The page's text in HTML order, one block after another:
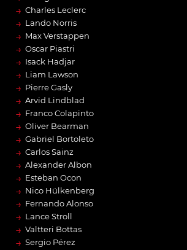
→ Charles Leclerc
→ Lando Norris
→ Max Verstappen
→ Oscar Piastri
→ Isack Hadjar
→ Liam Lawson
→ Pierre Gasly
→ Arvid Lindblad
→ Franco Colapinto
→ Oliver Bearman
→ Gabriel Bortoleto
→ Carlos Sainz
→ Alexander Albon
→ Esteban Ocon
→ Nico Hülkenberg
→ Fernando Alonso
→ Lance Stroll
→ Valtteri Bottas
→ Sergio Pérez